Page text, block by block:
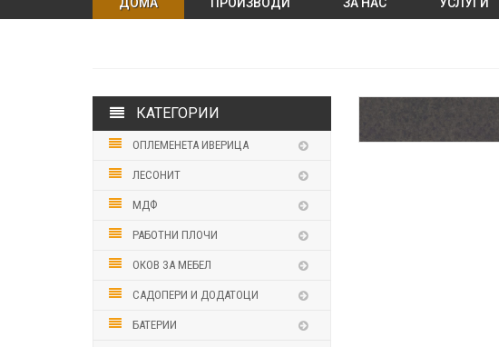
КАТЕГОРИИ
ОПЛЕМЕНЕТА ИВЕРИЦА
ЛЕСОНИТ
МДФ
РАБОТНИ ПЛОЧИ
ОКОВ ЗА МЕБЕЛ
САДОПЕРИ И ДОДАТОЦИ
БАТЕРИИ